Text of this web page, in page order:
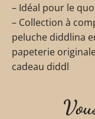
– Idéal pour le
– Collection à
peluche diddlina
papeterie
cadeau diddl